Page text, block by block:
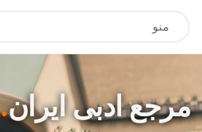
منو
مرجع ادبی ایران.